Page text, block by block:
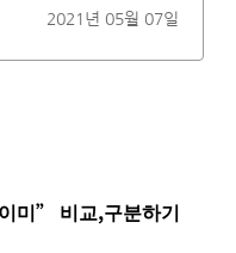
2021년 05월 07일
미” 비교,구분하기